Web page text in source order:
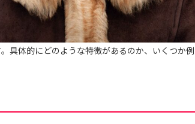
具体的にどのような特徴があるのか、いくつか例